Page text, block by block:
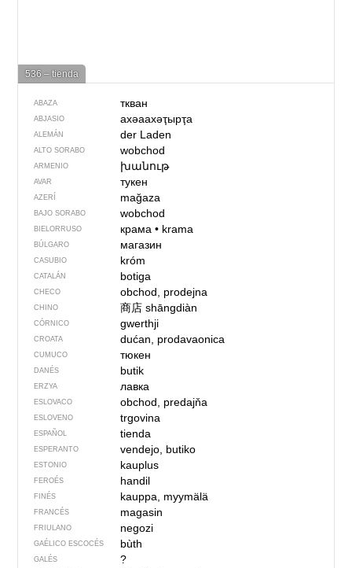
536 – tienda
ABAZA ткван
ABJASIO ахәаахәҭырҭа
ALEMÁN der Laden
ALTO SORABO wobchod
ARMENIO խանութ
AVAR тукен
AZERÍ mağaza
BAJO SORABO wobchod
BIELORRUSO крама• krama
BÚLGARO магазин
CASUBIO króm
CATALÁN botiga
CHECO obchod, prodejna
CHINO 商店shāngdiàn
CÓRNICO gwerthji
CROATA dućan, prodavaonica
CUMUCO тюкен
DANÉS butik
ERZYA лавка
ESLOVACO obchod, predajňa
ESLOVENO trgovina
ESPAÑOL tienda
ESPERANTO vendejo, butiko
ESTONIO kauplus
FEROÉS handil
FINÉS kauppa, myymälä
FRANCÉS magasin
FRIULANO negozi
GAÉLICO ESCOCÉS bùth
GALÉS ?